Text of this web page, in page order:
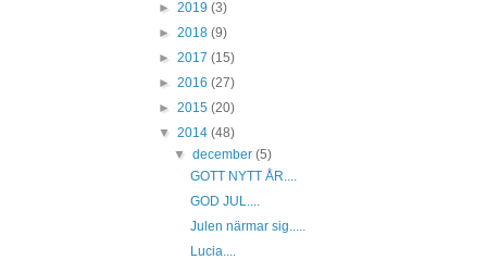
► 2019 (3)
► 2018 (9)
► 2017 (15)
► 2016 (27)
► 2015 (20)
▼ 2014 (48)
▼december(5)
GOTT NYTT ÅR....
GOD JUL....
Julen närmar sig.....
Lucia....